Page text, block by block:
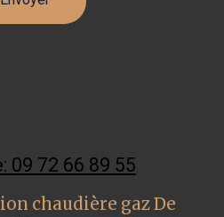
09 72 66 89 55
chaudière gaz De